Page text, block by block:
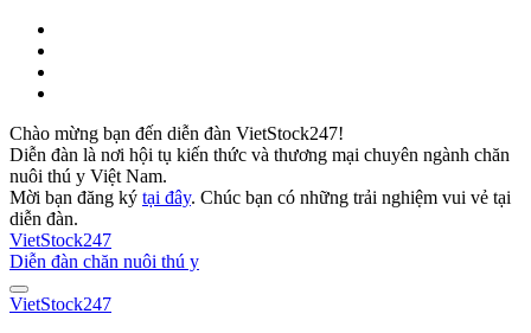
Chào mừng bạn đến diễn đàn VietStock247!
Diễn đàn là nơi hội tụ kiến thức và thương mại chuyên ngành chăn
nuôi thú y Việt Nam.
Mời bạn đăng ký tại đây. Chúc bạn có những trải nghiệm vui vẻ tại
diễn đàn.
VietStock247
Diễn đàn chăn nuôi thú y
VietStock247